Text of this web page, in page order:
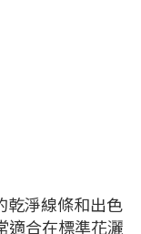
乾淨線條和出色
適合在標準花灑